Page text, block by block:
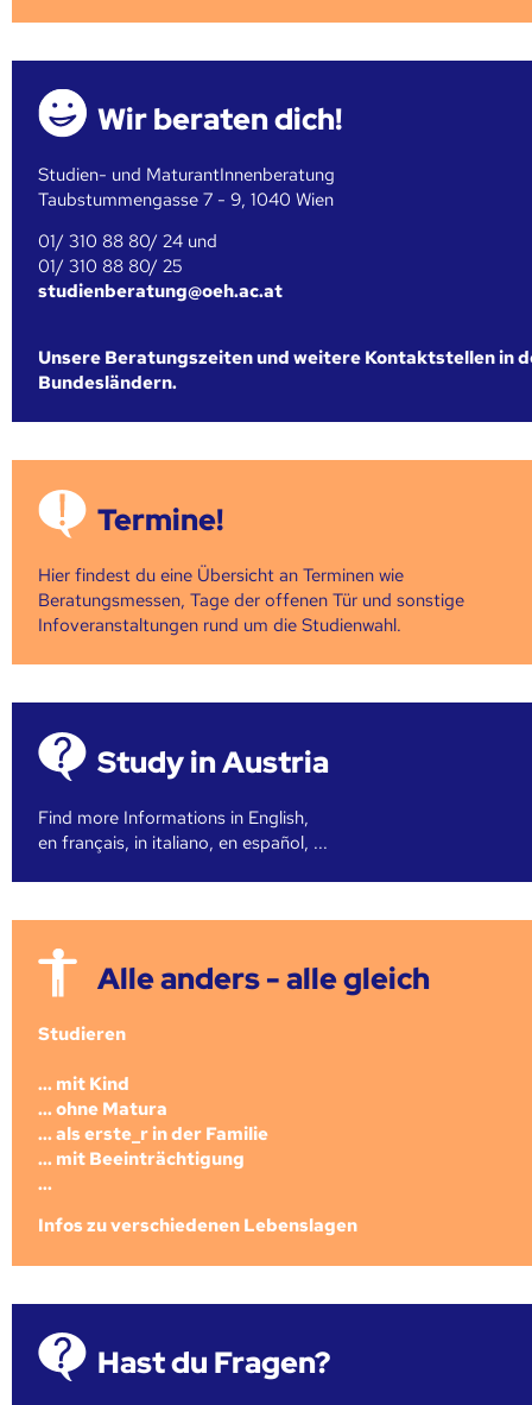
Wir beraten dich!
Studien- und MaturantInnenberatung
Taubstummengasse 7 - 9, 1040 Wien
01/ 310 88 80/ 24 und
01/ 310 88 80/ 25
studienberatung@oeh.ac.at
Unsere Beratungszeiten und weitere Kontaktstellen in
Bundesländern.
Termine!
Hier findest du eine Übersicht an Terminen wie
Beratungsmessen, Tage der offenen Tür und sonstige
Infoveranstaltungen rund um die Studienwahl.
Study in Austria
Find more Informations in English,
en français, in italiano, en español, ...
Alle anders - alle gleich
Studieren
... mit Kind
... ohne Matura
... als erste_r in der Familie
... mit Beeinträchtigung
...
Infos zu verschiedenen Lebenslagen
Hast du Fragen?